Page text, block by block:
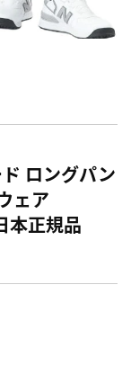
ロングパン
ェア
本正規品